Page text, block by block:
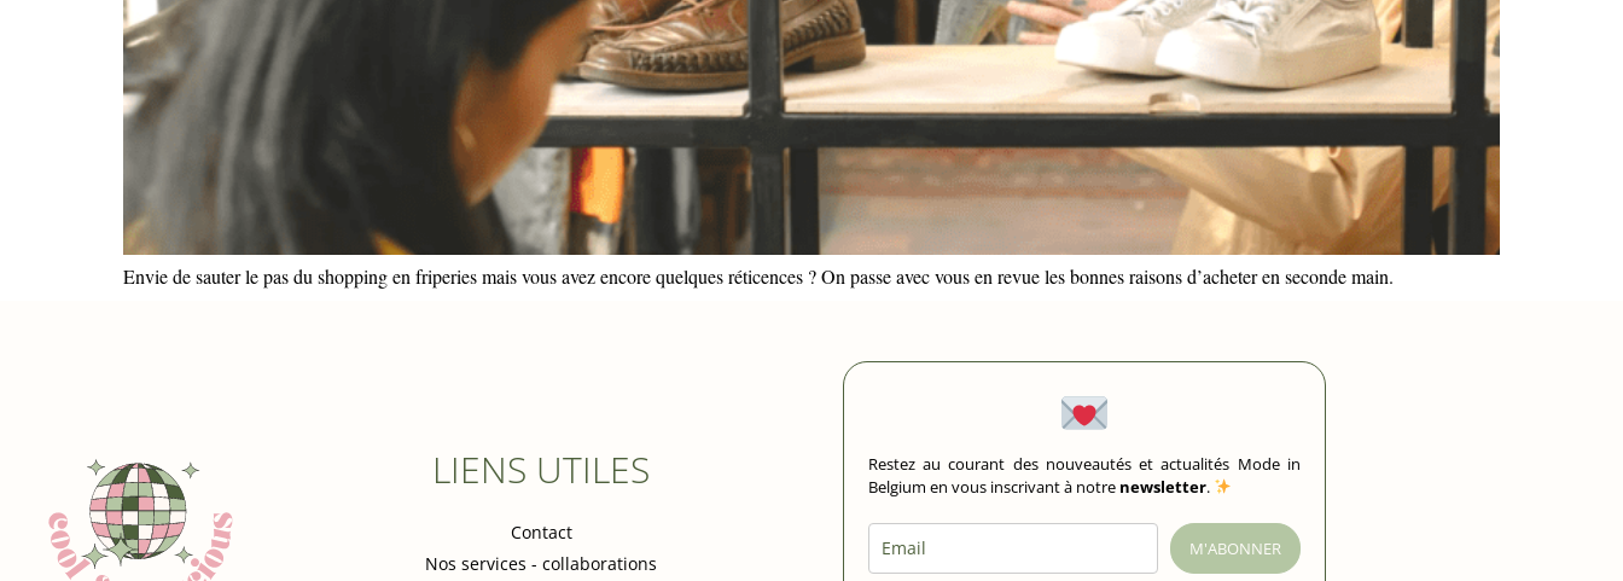
Envie de sauter le pas du shopping en friperies mais vous avez encore quelques réticences ? On passe avec vous en revue les bonnes raisons d’acheter en seconde main.
LIENS UTILES
Contact
Nos services - collaborations
Restez au courant des nouveautés et actualités Mode in
Belgium en vous inscrivant à notre newsletter.
M'ABONNER